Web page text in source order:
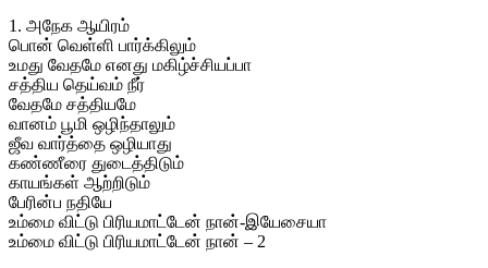
1. அநேக ஆயிரம்
பொன் வெள்ளி பார்க்கிலும்
உமது வேதமே எனது மகிழ்ச்சியப்பா
சத்திய தெய்வம் நீர்
வேதமே சத்தியமே
வானம் பூமி ஒழிந்தாலும்
ஜீவ வார்த்தை ஒழியாது
கண்ணீரை துடைத்திடும்
காயங்கள் ஆற்றிடும்
பேரின்ப நதியே
உம்மை விட்டு பிரியமாட்டேன் நான்-இயேசையா
உம்மை விட்டு பிரியமாட்டேன் நான் – 2